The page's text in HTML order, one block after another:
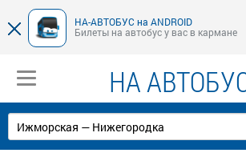
НА-АВТОБУС на ANDROID
Билеты на автобус у вас в кармане
НА